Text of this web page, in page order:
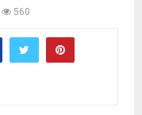
560